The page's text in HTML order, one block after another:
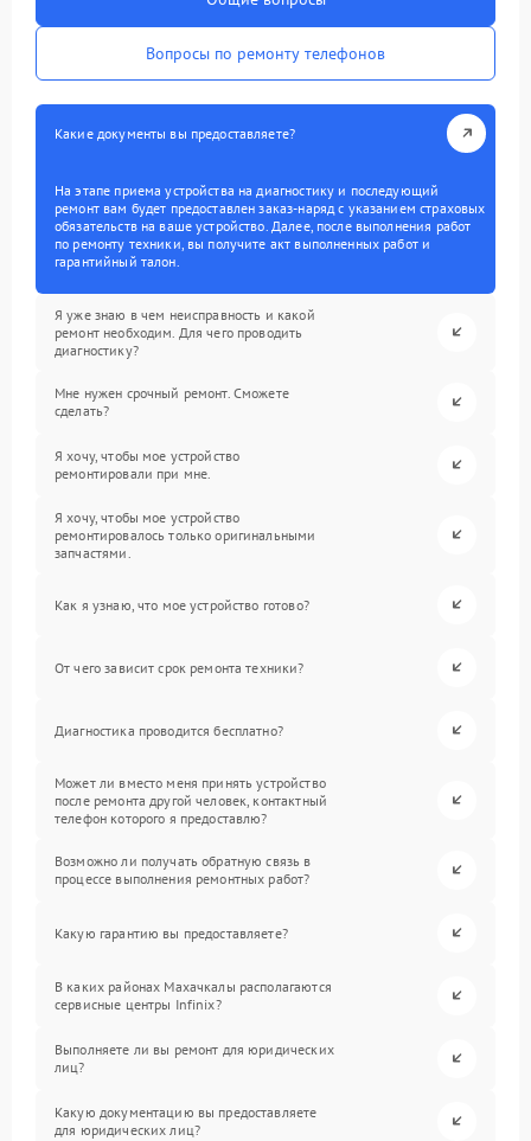
Вопросы по ремонту телефонов
Какие документы вы предоставляете?
На этапе приема устройства на диагностику и последующий
ремонт вам будет предоставлен заказ-наряд с указанием страховых
обязательств на ваше устройство. Далее, после выполнения работ
по ремонту техники, вы получите акт выполненных работ и
гарантийный талон.
Я уже знаю в чем неисправность и какой
ремонт необходим. Для чего проводить
диагностику?
Мне нужен срочный ремонт. Сможете
сделать?
Я хочу, чтобы мое устройство
ремонтировали при мне.
Я хочу, чтобы мое устройство
ремонтировалось только оригинальными
запчастями.
Как я узнаю, что мое устройство готово?
От чего зависит срок ремонта техники?
Диагностика проводится бесплатно?
Может ли вместо меня принять устройство
после ремонта другой человек, контактный
телефон которого я предоставлю?
Возможно ли получать обратную связь в
процессе выполнения ремонтных работ?
Какую гарантию вы предоставляете?
В каких районах Махачкалы располагаются
сервисные центры Infinix?
Выполняете ли вы ремонт для юридических
лиц?
Какую документацию вы предоставляете
для юридических лиц?